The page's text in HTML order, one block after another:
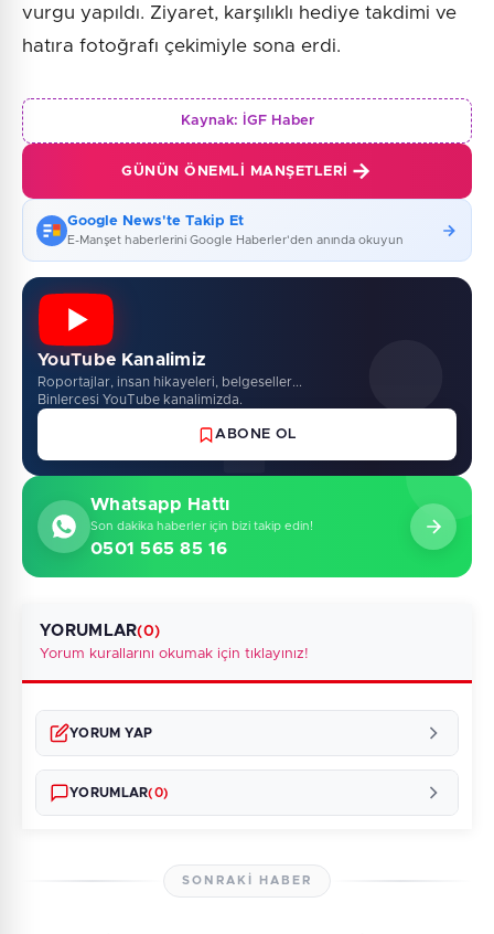
vurgu yapıldı. Ziyaret, karşılıklı hediye takdimi ve
hatıra fotoğrafı çekimiyle sona erdi.
Kaynak: İGF Haber
GÜNÜN ÖNEMLI MANŞETLERI
Google News'te Takip Et
E-Manşet haberlerini Google Haberler'den anında okuyun
YouTube Kanalimiz
Roportajlar, insan hikayeleri, belgeseller...
Binlercesi YouTube kanalimizda.
ABONE OL
Whatsapp Hattı
Son dakika haberler için bizi takip edin!
0501 565 85 16
YORUMLAR(0)
Yorum kurallarını okumak için tıklayınız!
YORUM YAP
YORUMLAR(0)
SONRAKI HABER